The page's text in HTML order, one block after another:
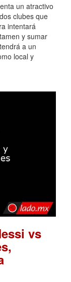
un atractivo
clubes que
intentará
y sumar
a un
local y
vs